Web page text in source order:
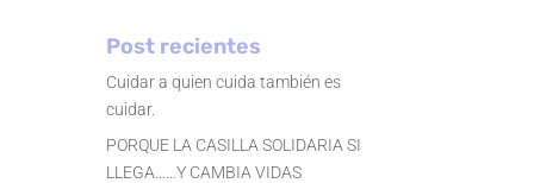
Post recientes
Cuidar a quien cuida también es
cuidar.
PORQUE LA CASILLA SOLIDARIA SI
LLEGA……Y CAMBIA VIDAS